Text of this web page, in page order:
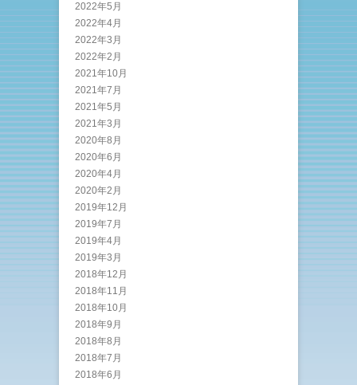
2022年5月
2022年4月
2022年3月
2022年2月
2021年10月
2021年7月
2021年5月
2021年3月
2020年8月
2020年6月
2020年4月
2020年2月
2019年12月
2019年7月
2019年4月
2019年3月
2018年12月
2018年11月
2018年10月
2018年9月
2018年8月
2018年7月
2018年6月